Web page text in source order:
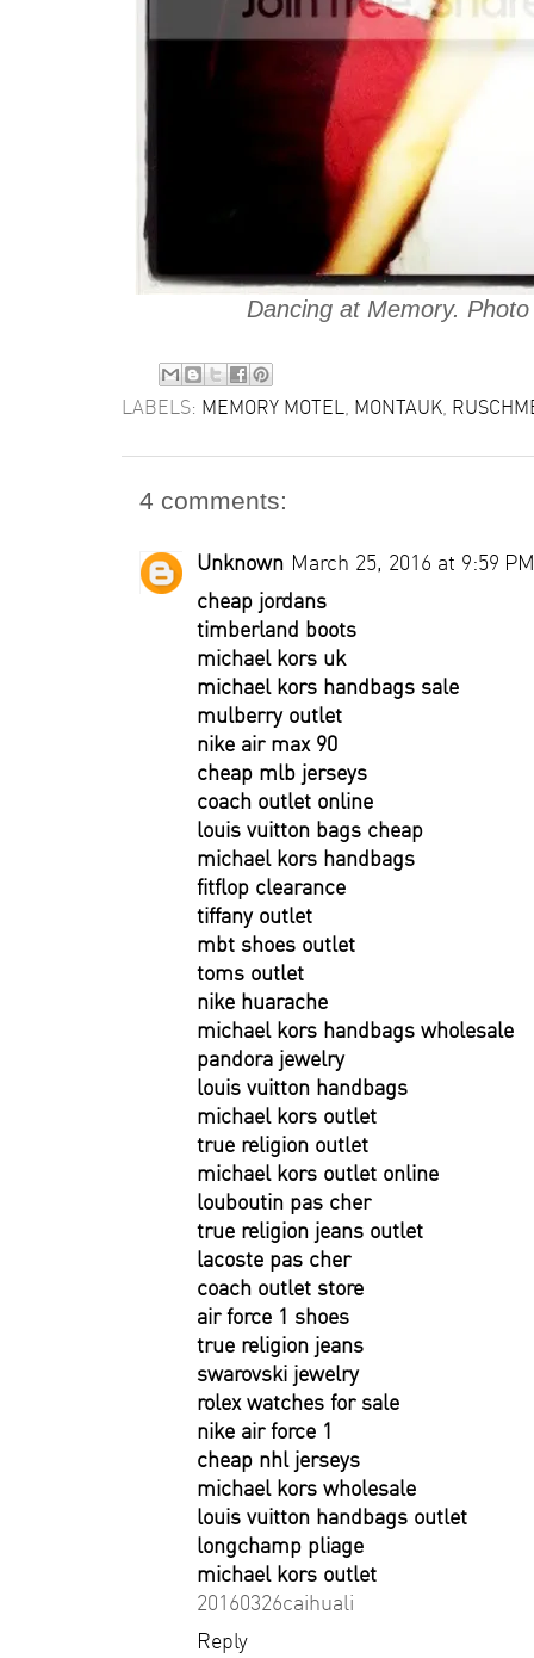
Dancing at Memory.
LABELS: MEMORY MOTEL MONTAUK
4 comments:
Unknown March 25, 2016 at 9:59 PM
cheap jordans
timberland boots
michael kors uk
michael kors handbags sale
mulberry outlet
nike air max 90
cheap mlb jerseys
coach outlet online
louis vuitton bags cheap
michael kors handbags
fitflop clearance
tiffany outlet
mbt shoes outlet
toms outlet
nike huarache
michael kors handbags wholesale
pandora jewelry
louis vuitton handbags
michael kors outlet
true religion outlet
michael kors outlet online
louboutin pas cher
true religion jeans outlet
lacoste pas cher
coach outlet store
air force 1 shoes
true religion jeans
swarovski jewelry
rolex watches for sale
nike air force 1
cheap nhl jerseys
michael kors wholesale
louis vuitton handbags outlet
longchamp pliage
michael kors outlet
20160326caihuali
Reply